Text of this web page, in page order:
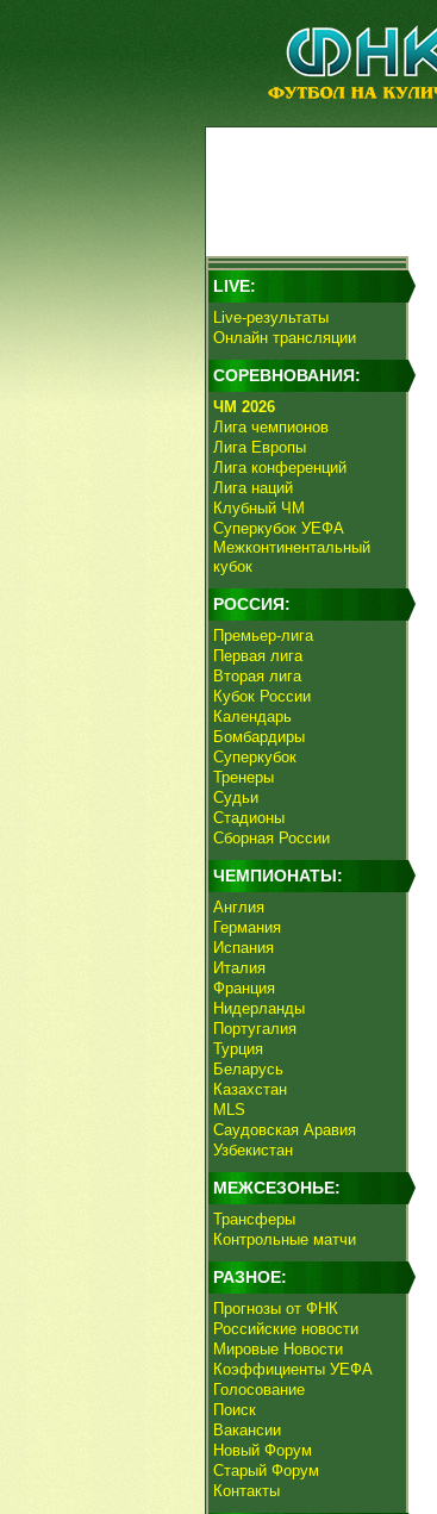
LIVE:
Live-результаты
Онлайн трансляции
СОРЕВНОВАНИЯ:
ЧМ 2026
Лига чемпионов
Лига Европы
Лига конференций
Лига наций
Клубный ЧМ
Суперкубок УЕФА
Межконтинентальный
кубок
РОССИЯ:
Премьер-лига
Первая лига
Вторая лига
Кубок России
Календарь
Бомбардиры
Суперкубок
Тренеры
Судьи
Стадионы
Сборная России
ЧЕМПИОНАТЫ:
Англия
Германия
Испания
Италия
Франция
Нидерланды
Португалия
Турция
Беларусь
Казахстан
MLS
Саудовская Аравия
Узбекистан
МЕЖСЕЗОНЬЕ:
Трансферы
Контрольные матчи
РАЗНОЕ:
Прогнозы от ФНК
Российские новости
Мировые Новости
Коэффициенты УЕФА
Голосование
Поиск
Вакансии
Новый Форум
Старый Форум
Контакты